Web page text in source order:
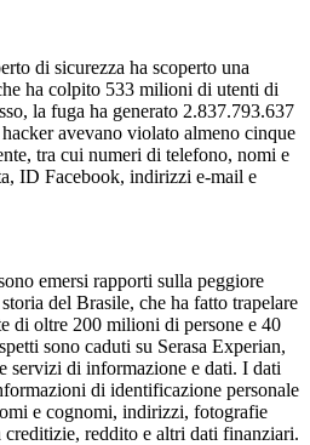
di sicurezza ha scoperto una
ha colpito 533 milioni di utenti di
la fuga ha generato 2.837.793.637
avevano violato almeno cinque
tra cui numeri di telefono, nomi e
ID Facebook, indirizzi e-mail e
emersi rapporti sulla peggiore
del Brasile, che ha fatto trapelare
di oltre 200 milioni di persone e 40
sono caduti su Serasa Experian,
servizi di informazione e dati. I dati
di identificazione personale
e cognomi, indirizzi, fotografie
reddito e altri dati finanziari.